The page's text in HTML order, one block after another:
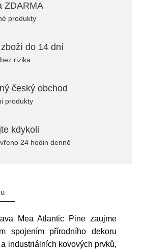
ZDARMA
produkty
do 14 dní
rizika
český obchod
produkty
kdykoli
24 hodin denně
Mea Atlantic Pine zaujme
spojením přírodního dekoru
industriálních kovových prvků,